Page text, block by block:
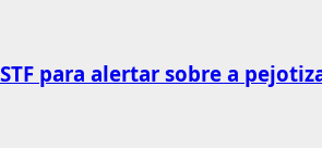
para alertar sobre a